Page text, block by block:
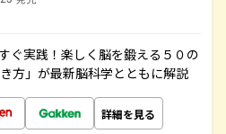
ぐ実践！楽しく脳を鍛える５０の
方」が最新脳科学とともに解説
詳細を見る